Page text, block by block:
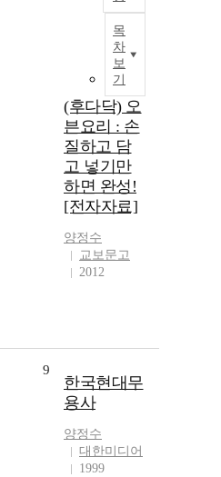
목
차
보
기
(후다닥) 오
븐요리 : 손
질하고 담
고 넣기만
하면 완성!
[전자자료]
양정수
교보문고
2012
9
한국현대무
용사
양정수
대한미디어
1999